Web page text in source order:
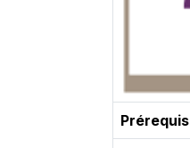
Prérequis